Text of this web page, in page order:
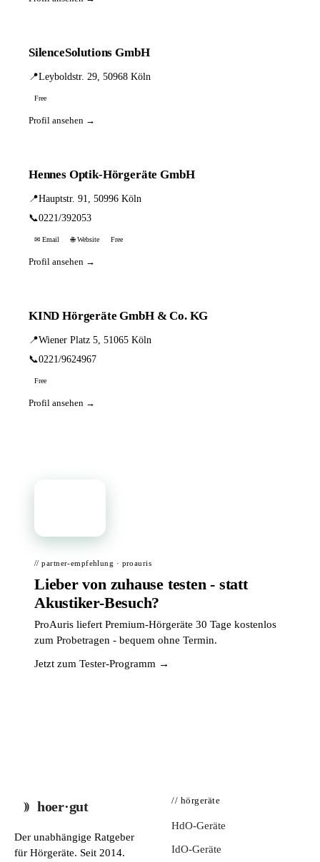
SilenceSolutions GmbH
📍Leyboldstr. 29, 50968 Köln
Free
Profil ansehen →
Hennes Optik-Hörgeräte GmbH
📍Hauptstr. 91, 50996 Köln
📞0221/392053
✉ Email 🌐 Website Free
Profil ansehen →
KIND Hörgeräte GmbH & Co. KG
📍Wiener Platz 5, 51065 Köln
📞0221/9624967
Free
Profil ansehen →
// partner-empfehlung · proauris
Lieber von zuhause testen - statt
Akustiker-Besuch?
ProAuris liefert Premium-Hörgeräte 30 Tage kostenlos
zum Probetragen - bequem ohne Termin.
Jetzt zum Tester-Programm →
hoer·gut
Der unabhängige Ratgeber
für Hörgeräte. Seit 2014.
// hörgeräte
HdO-Geräte
IdO-Geräte